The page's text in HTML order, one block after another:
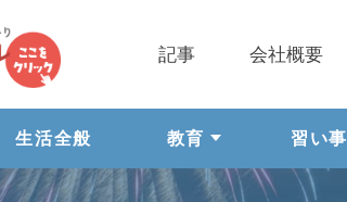
生活全般 教育 習い事
記事 会社概要